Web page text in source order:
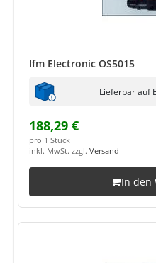
Ifm Electronic OS5015
Lieferbar auf
188,29 €
pro 1 Stück
inkl. MwSt. zzgl. Versand
In den